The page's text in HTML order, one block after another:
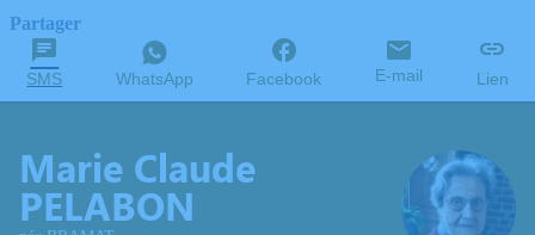
Partager
SMS WhatsApp Facebook E-mail Lien
Marie Claude
PELABON